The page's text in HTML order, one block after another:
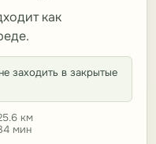
как
заходить в закрытые
км
мин